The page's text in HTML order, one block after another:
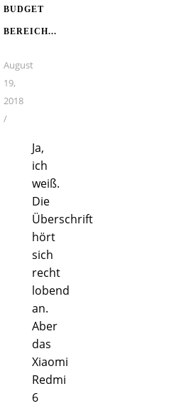
BUDGET
BEREICH...
August
19,
2018
/
Ja,
ich
weiß.
Die
Überschrift
hört
sich
recht
lobend
an.
Aber
das
Xiaomi
Redmi
6